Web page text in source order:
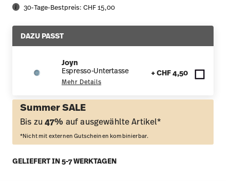
30-Tage-Bestpreis:CHF 15,00
DAZU PASST
Joyn
Espresso-Untertasse
Mehr Details
+ CHF 4,50
Summer SALE
Bis zu47% auf ausgewählte Artikel*
*Nicht mit externen Gutscheinen kombinierbar.
GELIEFERT IN 5-7 WERKTAGEN